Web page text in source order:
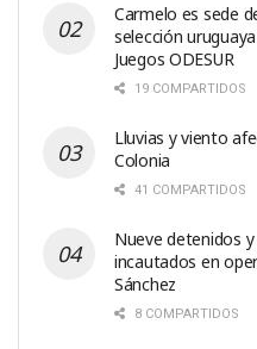
Carmelo es sede
selección
Juegos ODESUR
19 COMPARTIDOS
Lluvias y viento
Colonia
41 COMPARTIDOS
Nueve detenidos
incautados en
Sánchez
8 COMPARTIDOS